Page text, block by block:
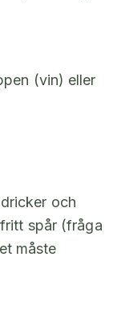
(vin) eller
och
spår (fråga
måste